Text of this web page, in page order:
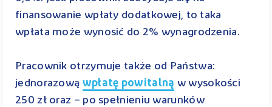
finansowanie wpłaty dodatkowej, to taka
wpłata może wynosić do 2% wynagrodzenia.
Pracownik otrzymuje także od Państwa:
jednorazową wpłatę powitalną w wysokości
250 zł oraz – po spełnieniu warunków